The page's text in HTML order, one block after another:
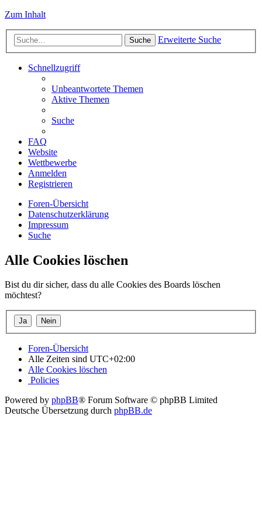
Zum Inhalt
Suche Erweiterte Suche
Schnellzugriff
Unbeantwortete Themen
Aktive Themen
Suche
FAQ
Website
Wettbewerbe
Anmelden
Registrieren
Foren-Übersicht
Datenschutzerklärung
Impressum
Suche
Alle Cookies löschen
Bist du dir sicher, dass du alle Cookies des Boards löschen
möchtest?
Foren-Übersicht
Alle Zeiten sind UTC+02:00
Alle Cookies löschen
Policies
Powered by phpBB® Forum Software © phpBB Limited
Deutsche Übersetzung durch phpBB.de